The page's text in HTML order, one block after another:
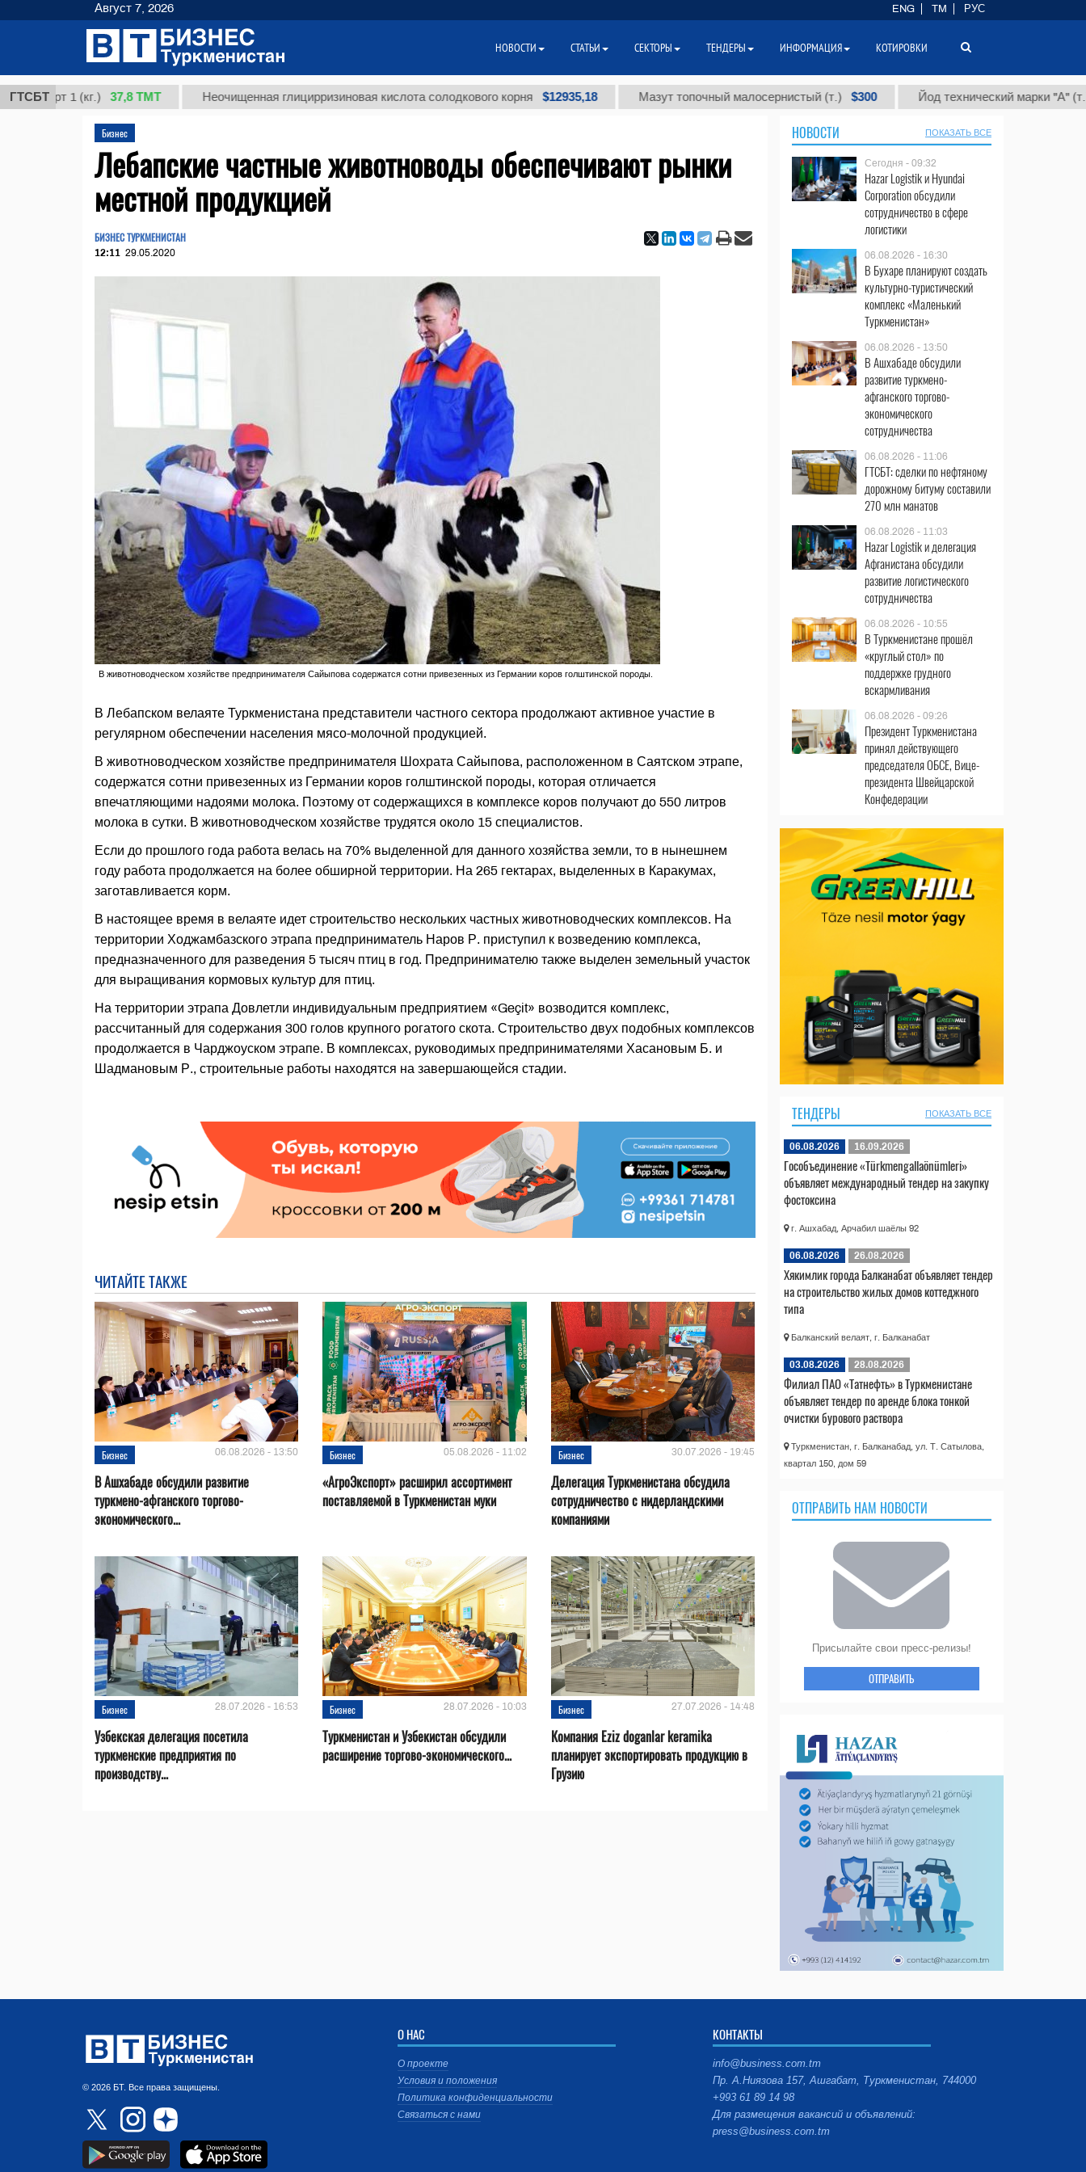
ГТСБТ
1 (кг.) 37,8 ТМТ Неочищенная глицирризиновая кислота солодкового корня $12935,18 Мазут топочный малосернистый (т.) $300 Йод технический марки "А" (т.) $86
Бизнес
Лебапские частные животноводы обеспечивают рынки
местной продукцией
БИЗНЕС ТУРКМЕНИСТАН
12:11 29.05.2020
В животноводческом хозяйстве предпринимателя Сайыпова содержатся сотни привезенных из Германии коров голштинской породы.
В Лебапском велаяте Туркменистана представители частного сектора продолжают активное участие в
регулярном обеспечении населения мясо-молочной продукцией.
В животноводческом хозяйстве предпринимателя Шохрата Сайыпова, расположенном в Саятском этрапе,
содержатся сотни привезенных из Германии коров голштинской породы, которая отличается
впечатляющими надоями молока. Поэтому от содержащихся в комплексе коров получают до 550 литров
молока в сутки. В животноводческом хозяйстве трудятся около 15 специалистов.
Если до прошлого года работа велась на 70% выделенной для данного хозяйства земли, то в нынешнем
году работа продолжается на более обширной территории. На 265 гектарах, выделенных в Каракумах,
заготавливается корм.
В настоящее время в велаяте идет строительство нескольких частных животноводческих комплексов. На
территории Ходжамбазского этрапа предприниматель Наров Р. приступил к возведению комплекса,
предназначенного для разведения 5 тысяч птиц в год. Предпринимателю также выделен земельный участок
для выращивания кормовых культур для птиц.
На территории этрапа Довлетли индивидуальным предприятием «Geçit» возводится комплекс,
рассчитанный для содержания 300 голов крупного рогатого скота. Строительство двух подобных комплексов
продолжается в Чарджоуском этрапе. В комплексах, руководимых предпринимателями Хасановым Б. и
Шадмановым Р., строительные работы находятся на завершающейся стадии.
ЧИТАЙТЕ ТАКЖЕ
Бизнес 06.08.2026 - 13:50
В Ашхабаде обсудили развитие
туркмено-афганского торгово-
экономического...
Бизнес 05.08.2026 - 11:02
«АгроЭкспорт» расширил ассортимент
поставляемой в Туркменистан муки
Бизнес 30.07.2026 - 19:45
Делегация Туркменистана обсудила
сотрудничество с нидерландскими
компаниями
Бизнес 28.07.2026 - 16:53
Узбекская делегация посетила
туркменские предприятия по
производству...
Бизнес 28.07.2026 - 10:03
Туркменистан и Узбекистан обсудили
расширение торгово-экономического...
Бизнес 27.07.2026 - 14:48
Компания Eziz doganlar keramika
планирует экспортировать продукцию в
Грузию
НОВОСТИ ПОКАЗАТЬ ВСЕ
Сегодня - 09:32
Hazar Logistik и Hyundai
Corporation обсудили
сотрудничество в сфере
логистики
06.08.2026 - 16:30
В Бухаре планируют создать
культурно-туристический
комплекс «Маленький
Туркменистан»
06.08.2026 - 13:50
В Ашхабаде обсудили
развитие туркмено-
афганского торгово-
экономического
сотрудничества
06.08.2026 - 11:06
ГТСБТ: сделки по нефтяному
дорожному битуму составили
270 млн манатов
06.08.2026 - 11:03
Hazar Logistik и делегация
Афганистана обсудили
развитие логистического
сотрудничества
06.08.2026 - 10:55
В Туркменистане прошёл
«круглый стол» по
поддержке грудного
вскармливания
06.08.2026 - 09:26
Президент Туркменистана
принял действующего
председателя ОБСЕ, Вице-
президента Швейцарской
Конфедерации
ТЕНДЕРЫ ПОКАЗАТЬ ВСЕ
06.08.2026 16.09.2026
Гособъединение «Türkmengallaönümleri»
объявляет международный тендер на закупку
фостоксина
г. Ашхабад, Арчабил шаёлы 92
06.08.2026 26.08.2026
Хякимлик города Балканабат объявляет тендер
на строительство жилых домов коттеджного
типа
Балканский велаят, г. Балканабат
03.08.2026 28.08.2026
Филиал ПАО «Татнефть» в Туркменистане
объявляет тендер по аренде блока тонкой
очистки бурового раствора
Туркменистан, г. Балканабад, ул. Т. Сатылова,
квартал 150, дом 59
ОТПРАВИТЬ НАМ НОВОСТИ
Присылайте свои пресс-релизы!
ОТПРАВИТЬ
© 2026 БТ. Все права защищены.
О НАС
О проекте
Условия и положения
Политика конфиденциальности
Связаться с нами
КОНТАКТЫ
info@business.com.tm
Пр. А.Ниязова 157, Ашгабат, Туркменистан, 744000
+993 61 89 14 98
Для размещения вакансий и объявлений:
press@business.com.tm
Август 7, 2026 ENG TM РУС
НОВОСТИ СТАТЬИ СЕКТОРЫ ТЕНДЕРЫ ИНФОРМАЦИЯ КОТИРОВКИ